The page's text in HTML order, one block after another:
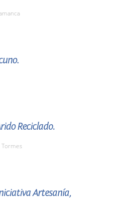
Reciclado.
Tormes
Artesanía,